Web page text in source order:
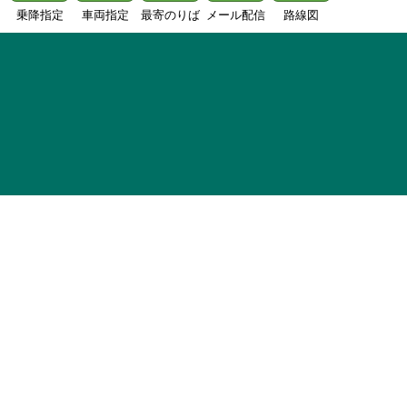
乗降指定 車両指定 最寄のりば メール配信 路線図